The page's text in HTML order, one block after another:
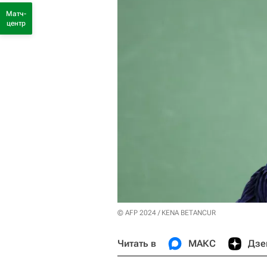
© AFP 2024 / KENA BETANCUR
Читать в МАКС
Матч-
центр